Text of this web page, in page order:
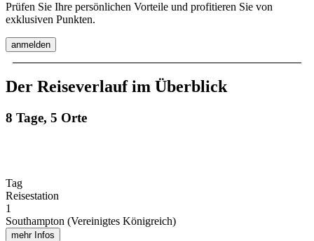
Prüfen Sie Ihre persönlichen Vorteile und profitieren Sie von
exklusiven Punkten.
anmelden
Der Reiseverlauf im Überblick
8 Tage, 5 Orte
Tag
Reisestation
1
Southampton (Vereinigtes Königreich)
mehr Infos